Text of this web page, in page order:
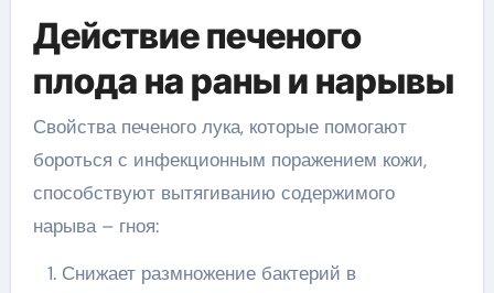
Действие печеного
плода на раны и нарывы
Свойства печеного лука, которые помогают
бороться с инфекционным поражением кожи,
способствуют вытягиванию содержимого
нарыва – гноя:
Снижает размножение бактерий в